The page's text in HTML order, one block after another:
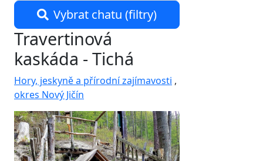
Vybrat chatu (filtry)
Travertinová
kaskáda - Tichá
Hory, jeskyně a přírodní zajímavosti ,
okres Nový Jičín